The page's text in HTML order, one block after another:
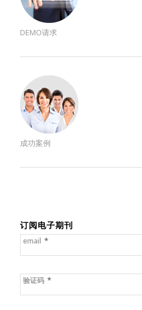
DEMO请求
成功案例
订阅电子期刊
email *
验证码 *